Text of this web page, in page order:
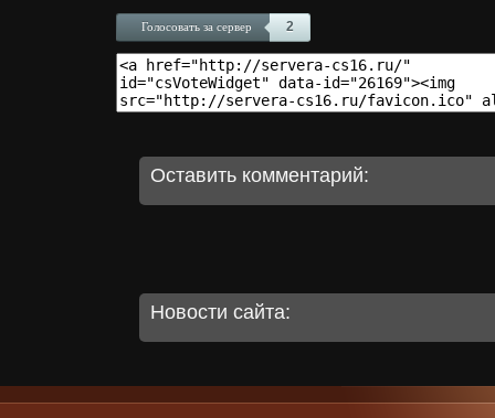
2
Голосовать за сервер
Оставить комментарий:
Новости сайта: